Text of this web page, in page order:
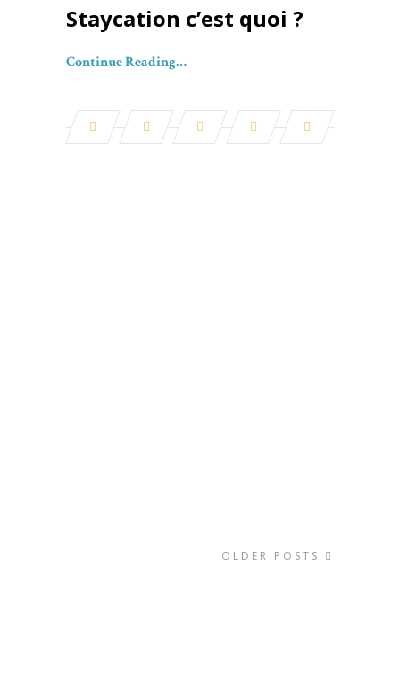
Staycation c’est quoi ?
Continue Reading…
OLDER POSTS